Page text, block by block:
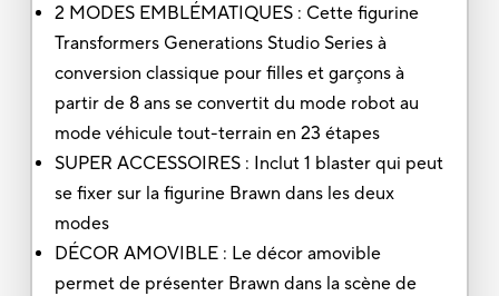
2 MODES EMBLÉMATIQUES : Cette figurine
Transformers Generations Studio Series à
conversion classique pour filles et garçons à
partir de 8 ans se convertit du mode robot au
mode véhicule tout-terrain en 23 étapes
SUPER ACCESSOIRES : Inclut 1 blaster qui peut
se fixer sur la figurine Brawn dans les deux
modes
DÉCOR AMOVIBLE : Le décor amovible
permet de présenter Brawn dans la scène de